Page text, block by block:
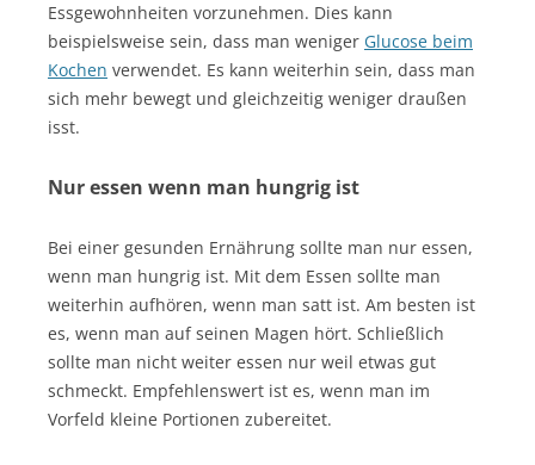
Essgewohnheiten vorzunehmen. Dies kann
beispielsweise sein, dass man weniger Glucose beim
Kochen verwendet. Es kann weiterhin sein, dass man
sich mehr bewegt und gleichzeitig weniger draußen
isst.
Nur essen wenn man hungrig ist
Bei einer gesunden Ernährung sollte man nur essen,
wenn man hungrig ist. Mit dem Essen sollte man
weiterhin aufhören, wenn man satt ist. Am besten ist
es, wenn man auf seinen Magen hört. Schließlich
sollte man nicht weiter essen nur weil etwas gut
schmeckt. Empfehlenswert ist es, wenn man im
Vorfeld kleine Portionen zubereitet.